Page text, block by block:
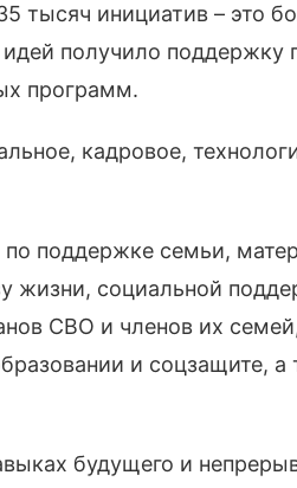
тысяч инициатив – это
получило поддержку
программ.
кадровое,
поддержке семьи,
жизни, социальной
СВО и членов их
и соцзащите, а
будущего и